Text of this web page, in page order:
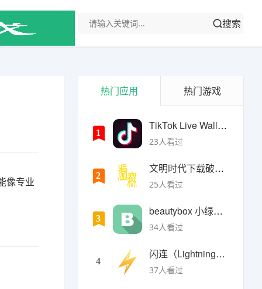
搜索
像专业
热门应用 热门游戏
1
TikTok Live Wallpaper
23人看过
2
文明时代下载破解版无限金币最新版
25人看过
3
beautybox 小绿盒正版最新免费下载
34人看过
4
闪连（LightningX）加速器app
37人看过